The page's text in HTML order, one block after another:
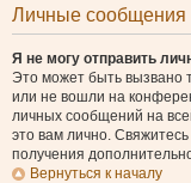
Личные сообщения
Я не могу отправить
Это может быть вызвано
или не вошли на
личных сообщений на
это вам лично.
получения
Вернуться к началу